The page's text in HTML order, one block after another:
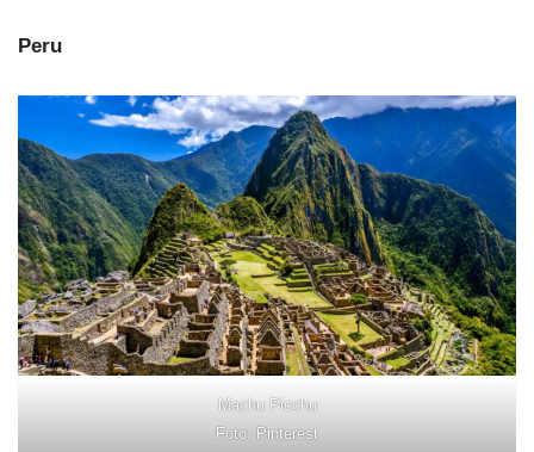
Peru
Machu Picchu
Foto: Pinterest